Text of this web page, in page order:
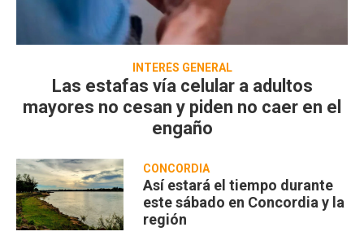
INTERÉS GENERAL
Las estafas vía celular a adultos
mayores no cesan y piden no caer en el
engaño
CONCORDIA
Así estará el tiempo durante
este sábado en Concordia y la
región